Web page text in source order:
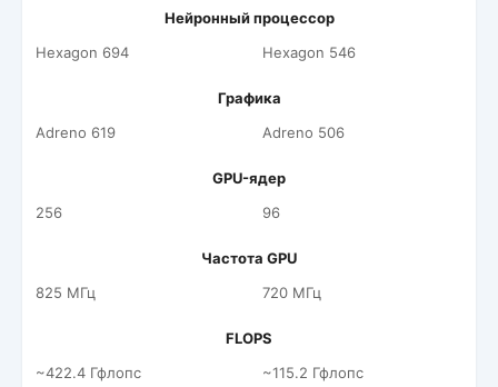
Нейронный процессор
Hexagon 694
Hexagon 546
Графика
Adreno 619
Adreno 506
GPU-ядер
256
96
Частота GPU
825 МГц
720 МГц
FLOPS
~422.4 Гфлопс
~115.2 Гфлопс